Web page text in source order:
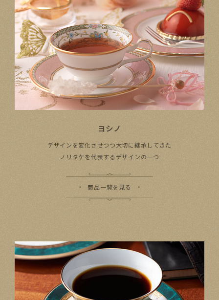
ヨシノ
デザインを​変化させつつ​大切に​継承してきた​
ノリタケを​代表する​デザインの​一つ
商品一覧を見る